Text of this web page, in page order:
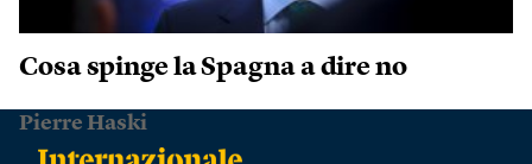
Cosa spinge la Spagna a dire no
Pierre Haski